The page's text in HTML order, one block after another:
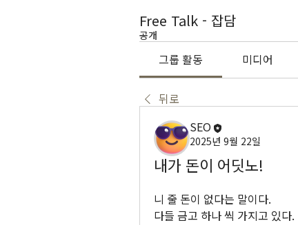
Free Talk - 잡담
공개
그룹 활동 미디어
뒤로
SEO
2025년 9월 22일
내가 돈이 어딧노!
니 줄 돈이 없다는 말이다.
다들 금고 하나 씩 가지고 있다.